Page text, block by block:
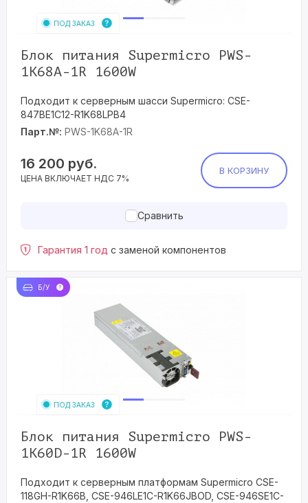
ПОД ЗАКАЗ
Блок питания Supermicro PWS-
1K68A-1R 1600W
Подходит к серверным шасси Supermicro: CSE-
847BE1C12-R1K68LPB4
Парт.№: PWS-1K68A-1R
16 200 руб.
ЦЕНА ВКЛЮЧАЕТ НДС 7%
В КОРЗИНУ
Сравнить
Гарантия 1 год с заменой компонентов
Б/У
ПОД ЗАКАЗ
Блок питания Supermicro PWS-
1K60D-1R 1600W
Подходит к серверным платформам Supermicro CSE-
118GH-R1K66B, CSE-946LE1C-R1K66JBOD, CSE-946SE1C-